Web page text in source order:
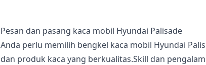
Pesan dan pasang kaca mobil Hyundai Palisade
Anda perlu memilih bengkel kaca mobil Hyundai
dan produk kaca yang berkualitas.Skill dan